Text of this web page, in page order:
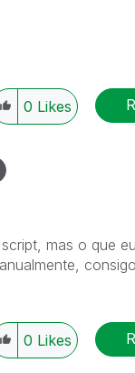
0 Likes
mas o que
0 Likes